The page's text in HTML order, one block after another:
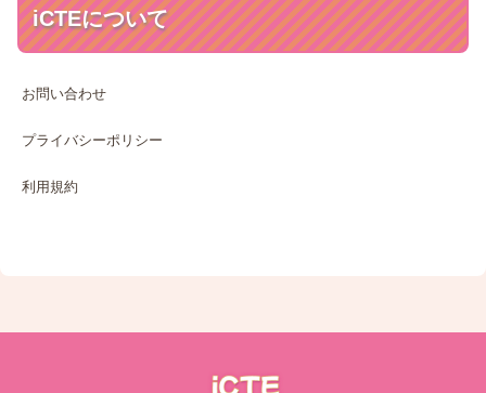
iCTEについて
お問い合わせ
プライバシーポリシー
利用規約